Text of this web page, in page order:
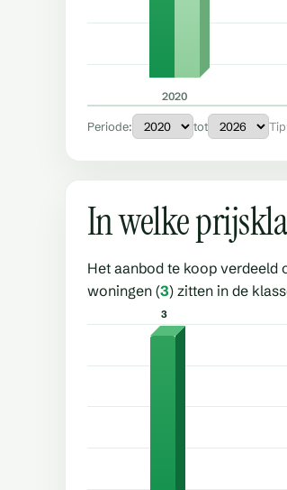
2020
Periode: tot
In welke
Het aanbod te koop verdeeld
woningen (3) zitten in de
3